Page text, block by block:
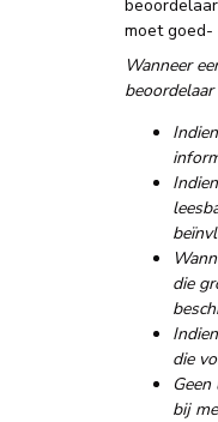
moet
Wanneer
die
die
bij